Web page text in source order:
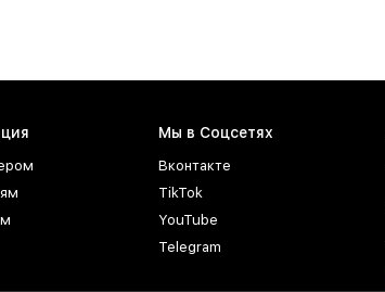
Мы в Соцсетях
Вконтакте
TikTok
YouTube
Telegram